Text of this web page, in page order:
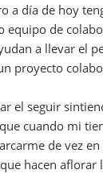
a día de hoy
equipo de
a llevar el
proyecto
el seguir
cuando mi
de vez en
hacen aflorar